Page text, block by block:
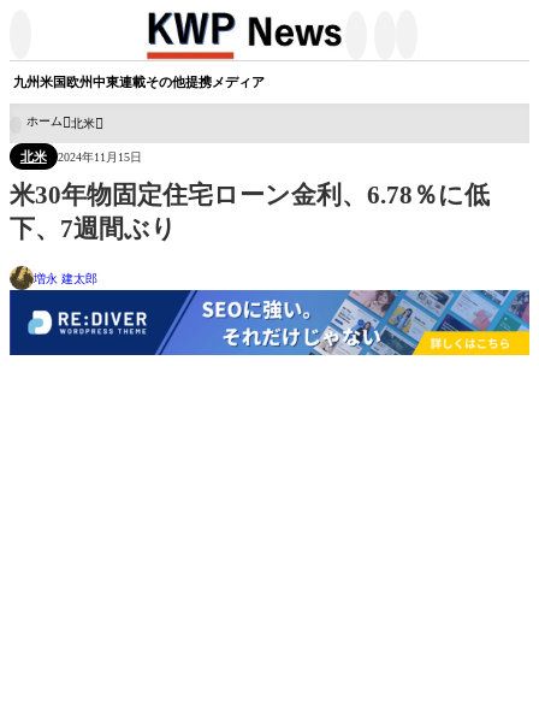
九州米国欧州中東連載その他提携メディア
ホーム 北米
北米 2024年11月15日
米30年物固定住宅ローン金利、6.78％に低
下、7週間ぶり
増永 建太郎